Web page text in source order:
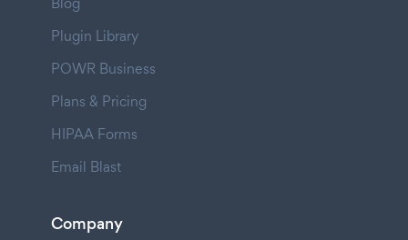
Plugin Library
POWR Business
Plans & Pricing
HIPAA Forms
Email Blast
Company